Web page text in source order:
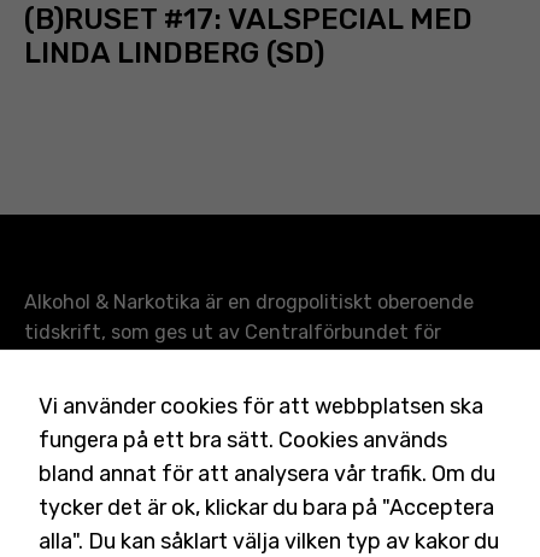
(B)RUSET #17: VALSPECIAL MED
LINDA LINDBERG (SD)
Alkohol & Narkotika är en drogpolitiskt oberoende
tidskrift, som ges ut av Centralförbundet för
granskar och bevakar forskning, politik och andra
frågor inom drogområdet i form av sociala reportage,
intervjuer, debattinlägg och faktaartiklar.Läs mer
T.f. chefredaktör:Anna Fredriksson
Ansvarig utgivare: Charlotta Rehnman Wigstad
Vi använder cookies för att webbplatsen ska
fungera på ett bra sätt. Cookies används
bland annat för att analysera vår trafik. Om du
tycker det är ok, klickar du bara på "Acceptera
alla". Du kan såklart välja vilken typ av kakor du
Dessa kakor
går inte att
välja bort. De
behövs för
att
hemsidan